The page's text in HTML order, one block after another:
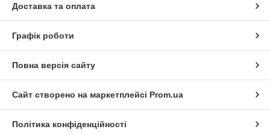
Доставка та оплата
Графік роботи
Повна версія сайту
Сайт створено на маркетплейсі Prom.ua
Політика конфіденційності